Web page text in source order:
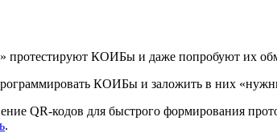
протестируют КОИБы и даже попробуют их
КОИБы и заложить в них
QR-кодов для быстрого формирования
.